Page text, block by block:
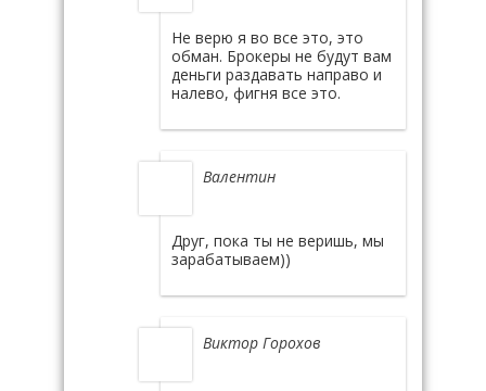
Не верю я во все это, это
обман. Брокеры не будут вам
деньги раздавать направо и
налево, фигня все это.
Валентин
Друг, пока ты не веришь, мы
зарабатываем))
Виктор Горохов